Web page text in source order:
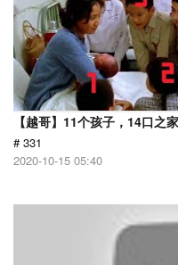
【越哥】11个孩子，14口之
# 331
2020-10-15 05:40